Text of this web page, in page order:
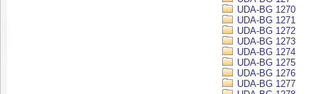
UDA-BG 1270
UDA-BG 1271
UDA-BG 1272
UDA-BG 1273
UDA-BG 1274
UDA-BG 1275
UDA-BG 1276
UDA-BG 1277